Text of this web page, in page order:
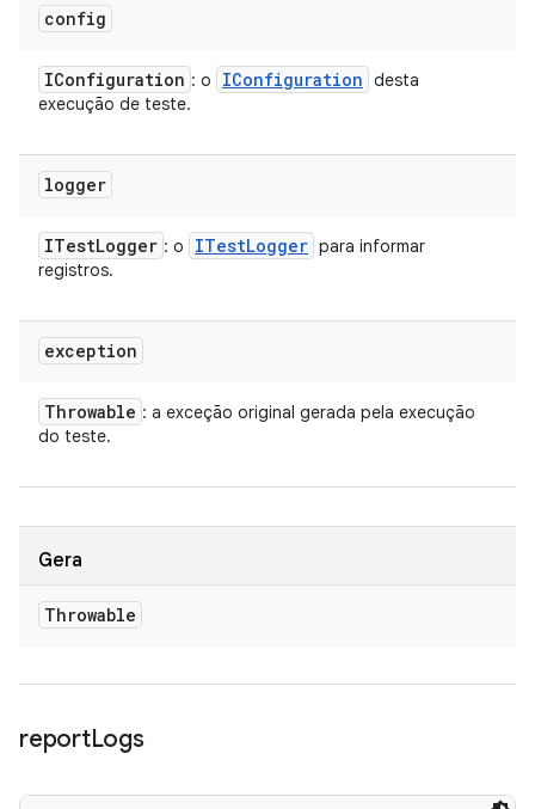
config
IConfiguration : o IConfiguration desta
execução de teste.
logger
ITestLogger : o ITestLogger para informar
registros.
exception
Throwable : a exceção original gerada pela execução
do teste.
Gera
Throwable
reportLogs